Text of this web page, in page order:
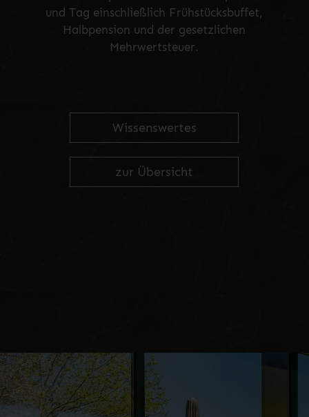
und Tag einschließlich Frühstücksbuffet,
Halbpension und der gesetzlichen
Mehrwertsteuer.
Wissenswertes
zur Übersicht